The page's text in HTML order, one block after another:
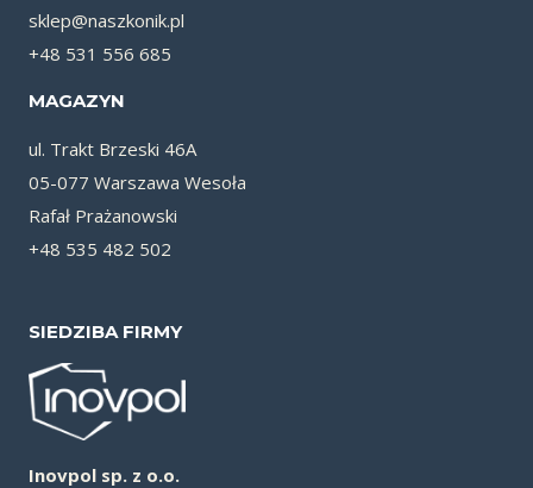
sklep@naszkonik.pl
+48 531 556 685
MAGAZYN
ul. Trakt Brzeski 46A
05-077 Warszawa Wesoła
Rafał Prażanowski
+48 535 482 502
SIEDZIBA FIRMY
Inovpol sp. z o.o.